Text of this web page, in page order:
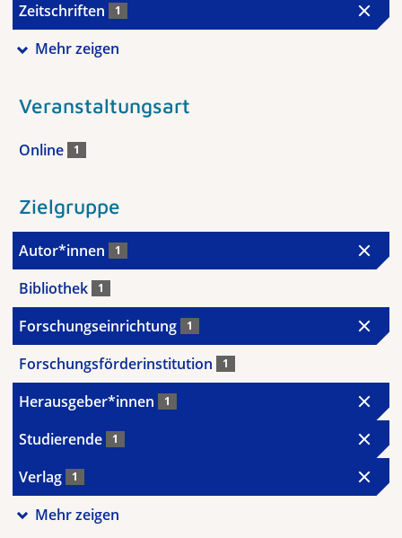
Zeitschriften 1
Mehr zeigen
Veranstaltungsart
Online 1
Zielgruppe
Autor*innen 1
Bibliothek 1
Forschungseinrichtung 1
Forschungsförderinstitution 1
Herausgeber*innen 1
Studierende 1
Verlag 1
Mehr zeigen